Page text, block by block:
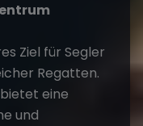
Ziel für Segler
Regatten.
eine
und